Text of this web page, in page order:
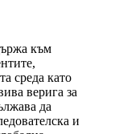
към
среда като
верига за
да
и